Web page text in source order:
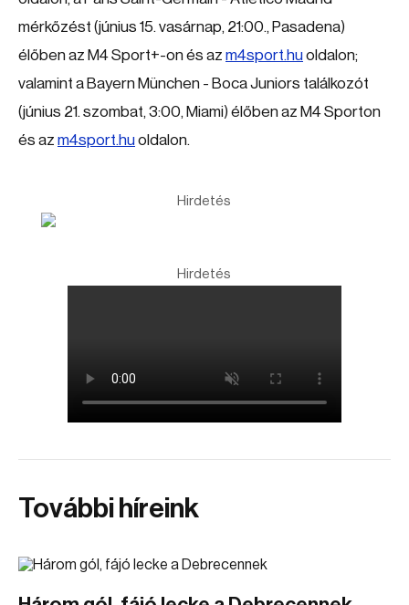
mérkőzést (június 15. vasárnap, 21:00., Pasadena)
élőben az M4 Sport+-on és az m4sport.huoldalon;
valamint a Bayern München - Boca Juniors találkozót
(június 21. szombat, 3:00, Miami) élőben az M4 Sporton
és az m4sport.huoldalon.
Hirdetés
Hirdetés
További híreink